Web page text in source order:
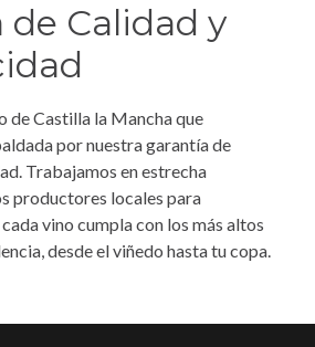
de Calidad y
de Castilla la Mancha que
por nuestra garantía de
Trabajamos en estrecha
productores locales para
vino cumpla con los más altos
desde el viñedo hasta tu copa.